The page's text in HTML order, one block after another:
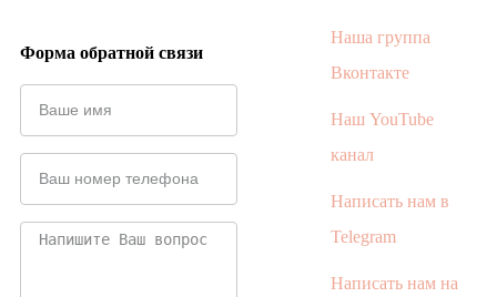
Форма обратной связи
Наша группа
Вконтакте
Наш YouTube
канал
Написать нам в
Telegram
Написать нам на